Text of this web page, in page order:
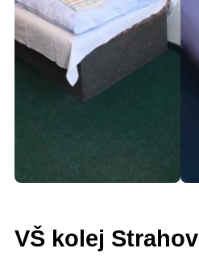
VŠ kolej Strahov